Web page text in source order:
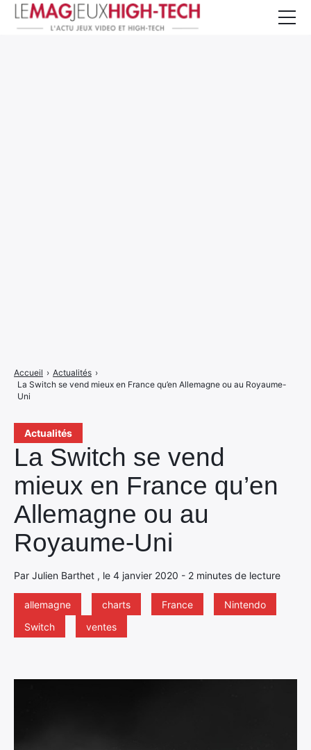
Actualités
La Switch se vend
mieux en France qu’en
Allemagne ou au
Royaume-Uni
Par Julien Barthet , le 4 janvier 2020 - 2 minutes de lecture
allemagne charts France
Nintendo
Switch
ventes
Accueil › Actualités ›
La Switch se vend mieux en France qu’en Allemagne ou au Royaume-
Uni